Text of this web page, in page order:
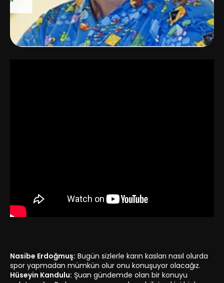
Nasibe Erdoğmuş: Bugün sizlerle karın kasları nasıl olurda
spor yapmadan mümkün olur onu konuşuyor olacağız.
Hüseyin Kandulu: Şuan gündemde olan bir konuyu